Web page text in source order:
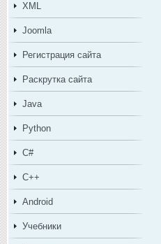
XML
Joomla
Регистрация сайта
Раскрутка сайта
Java
Python
C#
C++
Android
Учебники